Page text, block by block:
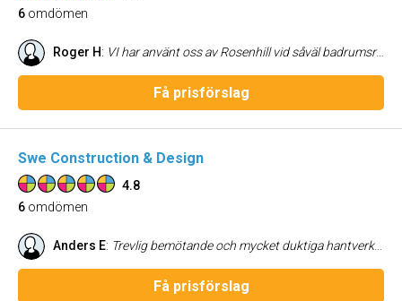
6 omdömen
Roger H: VI har använt oss av Rosenhill vid såväl badrumsrenovering som uterumbyggnation och förrådsisolering och vi har varit supernöjda alla gånger. Tillmötesgående, smidiga att ha att göra med. Mycket lyhörda och anpassningsbara om vi vill ändra på saker under processens gång, och kan också komma med tips och idéer som är praktiska och smidiga. Roger & Lotta
Få prisförslag
Swe Construction & Design
4.8
6 omdömen
Anders E: Trevlig bemötande och mycket duktiga hantverkare. Bra tidsplanering, mycket väl utfört arbete, har försökt och lyckats hålla en bra prisnivå. Kommer att anlita dem i fortsättningen. Anders Ekfalk
Få prisförslag